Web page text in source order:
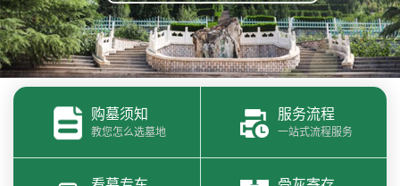
购墓须知
教您怎么选墓地
服务流程
一站式流程服务